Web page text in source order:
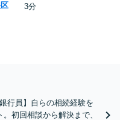
3分
行員】自らの相続経験を
初回相談から解決まで、